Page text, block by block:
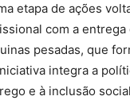
etapa de ações
com a
pesadas, que
integra a
e à inclusão